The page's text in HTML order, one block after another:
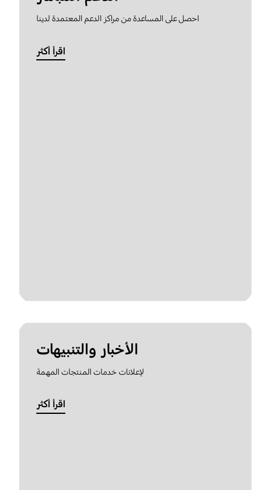
احصل على المساعدة من مراكز الدعم المعتمدة لدينا
اقرأ أكثر
الأخبار والتنبيهات
لإعلانات خدمات المنتجات المهمة
اقرأ أكثر